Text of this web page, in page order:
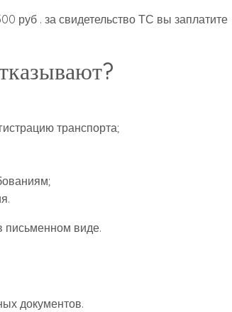
руб . за свидетельство ТС вы заплатите
транспорта;
письменном виде.
документов.